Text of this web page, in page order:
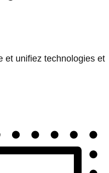
et unifiez technologies et